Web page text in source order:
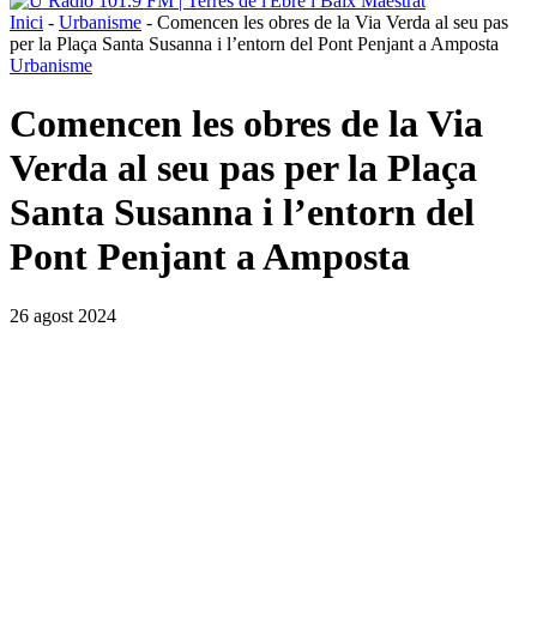
Inici - Urbanisme - Comencen les obres de la Via Verda al seu pas
per la Plaça Santa Susanna i l’entorn del Pont Penjant a Amposta
Urbanisme
Comencen les obres de la Via
Verda al seu pas per la Plaça
Santa Susanna i l’entorn del
Pont Penjant a Amposta
26 agost 2024